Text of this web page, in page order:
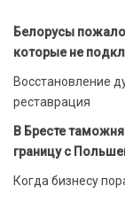
Белорусы
которые не
Восстановление
реставрация
В Бресте
границу с
Когда бизнесу